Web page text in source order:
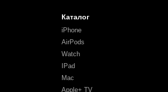
Каталог
iPhone
AirPods
Watch
IPad
Mac
Apple+ TV